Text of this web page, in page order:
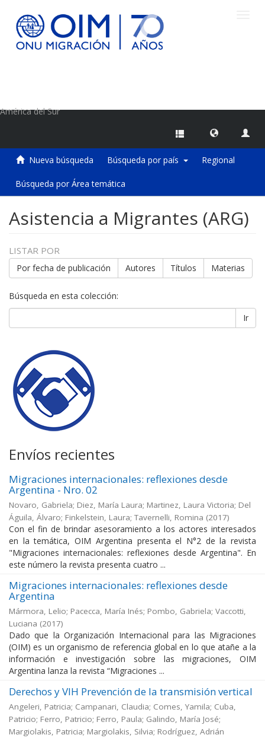
América del Sur
Nueva búsqueda Búsqueda por país Regional
Búsqueda por Área temática
Asistencia a Migrantes (ARG)
LISTAR POR
Por fecha de publicación Autores Títulos Materias
Búsqueda en esta colección:
Ir
Envíos recientes
Migraciones internacionales: reflexiones desde
Argentina - Nro. 02
Novaro, Gabriela; Diez, María Laura; Martinez, Laura Victoria; Del
Águila, Álvaro; Finkelstein, Laura; Tavernelli, Romina (2017)
Con el fin de brindar asesoramiento a los actores interesados
en la temática, OIM Argentina presenta el N°2 de la revista
"Migraciones internacionales: reflexiones desde Argentina". En
este número la revista presenta cuatro ...
Migraciones internacionales: reflexiones desde
Argentina
Mármora, Lelio; Pacecca, María Inés; Pombo, Gabriela; Vaccotti,
Luciana (2017)
Dado que la Organización Internacional para las Migraciones
(OIM) es un organismo de referencia global en lo que atañe a la
información e investigación sobre las migraciones, OIM
Argentina lanza la revista “Migraciones ...
Derechos y VIH Prevención de la transmisión vertical
Angeleri, Patricia; Campanari, Claudia; Comes, Yamila; Cuba,
Patricio; Ferro, Patricio; Ferro, Paula; Galindo, María José;
Margiolakis, Patricia; Margiolakis, Silvia; Rodríguez, Adrián